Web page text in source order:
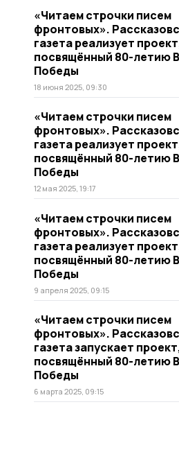
«Читаем строчки писем
фронтовых».
газета реализует
посвящённый 80-летию
Победы
18 июня 2025, 09:30
«Читаем строчки писем
фронтовых».
газета реализует
посвящённый 80-летию
Победы
12 мая 2025, 19:17
«Читаем строчки писем
фронтовых».
газета реализует
посвящённый 80-летию
Победы
9 апреля 2025, 09:15
«Читаем строчки писем
фронтовых».
газета запускает
посвящённый 80-летию
Победы
6 марта 2025, 09:15